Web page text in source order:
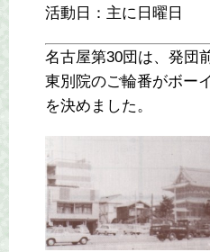
活動日：主に日曜日
名古屋第30団は、発団
東別院のご輪番がボー
を決めました。